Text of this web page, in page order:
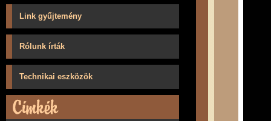
Link gyűjtemény
Rólunk írták
Technikai eszközök